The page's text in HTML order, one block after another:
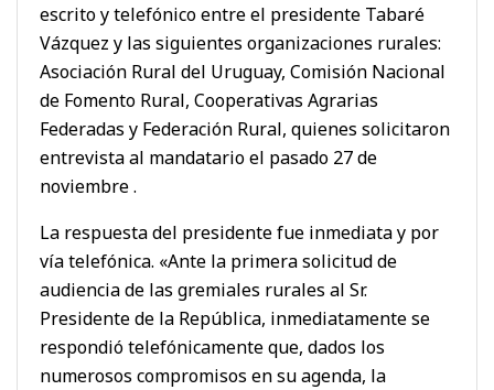
escrito y telefónico entre el presidente Tabaré
Vázquez y las siguientes organizaciones rurales:
Asociación Rural del Uruguay, Comisión Nacional
de Fomento Rural, Cooperativas Agrarias
Federadas y Federación Rural, quienes solicitaron
entrevista al mandatario el pasado 27 de
noviembre .
La respuesta del presidente fue inmediata y por
vía telefónica. «Ante la primera solicitud de
audiencia de las gremiales rurales al Sr.
Presidente de la República, inmediatamente se
respondió telefónicamente que, dados los
numerosos compromisos en su agenda, la